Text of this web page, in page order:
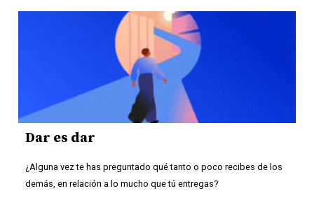
Dar es dar
¿Alguna vez te has preguntado qué tanto o poco recibes de los
demás, en relación a lo mucho que tú entregas?